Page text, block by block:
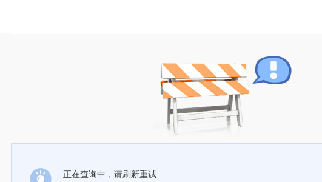
正在查询中，请刷新重试